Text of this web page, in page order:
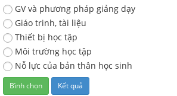
GV và phương pháp giảng dạy
Giáo trinh, tài liệu
Thiết bị học tập
Môi trường học tập
Nỗ lực của bản thân học sinh